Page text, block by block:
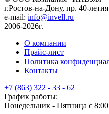
г.Ростов-на-Дону, пр. 40-
e-mail: info@invell.ru
2006-2026г.
О компании
Прайс-лист
Политика
Контакты
+7 (863) 322 - 33 - 62
График работы:
Понедельник - Пятница с